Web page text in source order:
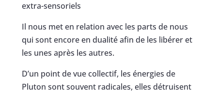
extra-sensoriels
Il nous met en relation avec les parts de nous
qui sont encore en dualité afin de les libérer et
les unes après les autres.
D’un point de vue collectif, les énergies de
Pluton sont souvent radicales, elles détruisent